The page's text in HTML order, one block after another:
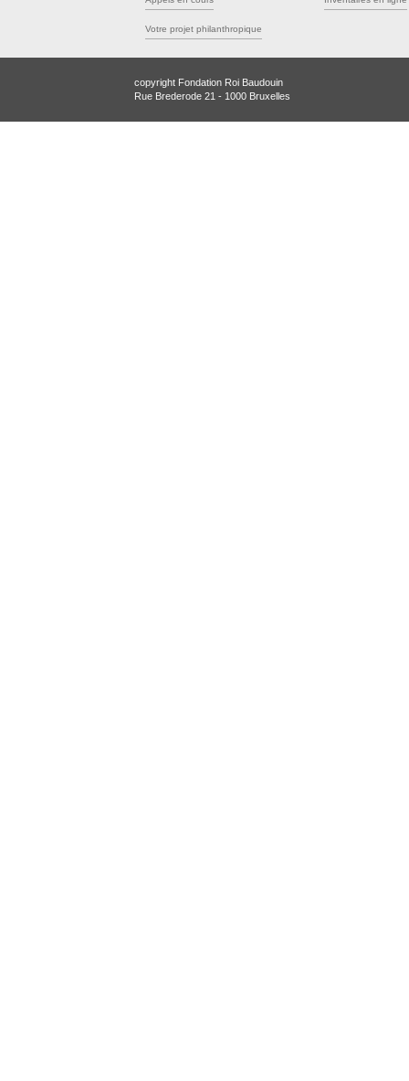
Votre projet philanthropique
copyright Fondation Roi Baudouin
Rue Brederode 21 - 1000 Bruxelles